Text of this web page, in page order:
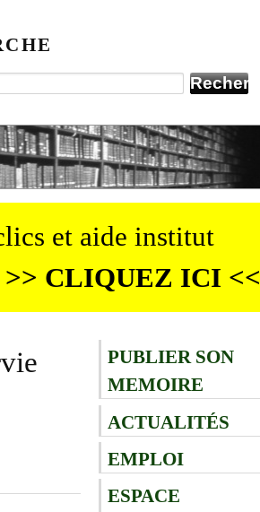
et aide institut
>> CLIQUEZ ICI <<
PUBLIER SON
MEMOIRE
ACTUALITÉS
EMPLOI
ESPACE